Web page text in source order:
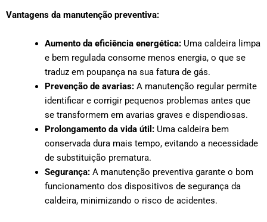
Vantagens da manutenção preventiva:
Aumento da eficiência energética: Uma caldeira limpa
e bem regulada consome menos energia, o que se
traduz em poupança na sua fatura de gás.
Prevenção de avarias: A manutenção regular permite
identificar e corrigir pequenos problemas antes que
se transformem em avarias graves e dispendiosas.
Prolongamento da vida útil: Uma caldeira bem
conservada dura mais tempo, evitando a necessidade
de substituição prematura.
Segurança: A manutenção preventiva garante o bom
funcionamento dos dispositivos de segurança da
caldeira, minimizando o risco de acidentes.